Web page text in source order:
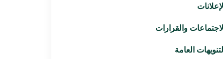
الإعلانات
الاجتماعات والقرارات
التنويهات العامة